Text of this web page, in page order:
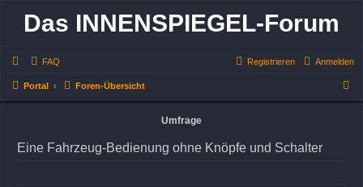
Das INNENSPIEGEL-Forum
FAQ Anmelden
Registrieren
Portal Foren-Übersicht
u
Umfrage
Eine Fahrzeug-Bedienung ohne Knöpfe und Schalter